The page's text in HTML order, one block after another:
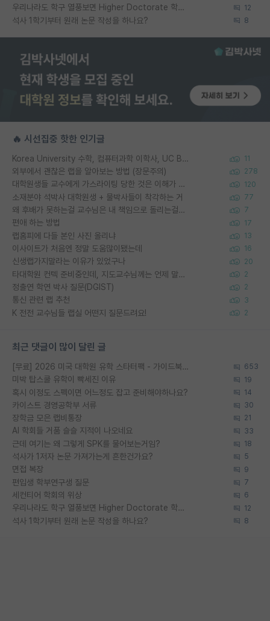
우리나라도 학구 열풍보면 Higher Doctorate 학위가 필요하다고 봅니다. 12
석사 1학기부터 원래 논문 작성을 하나요? 8
🔥 시선집중 핫한 인기글
Korea University 수학, 컴퓨터과학 이학사, UC Berkeley 산업공학 대학원 공학박사가 되는 것은 쉽지 않겠죠? 11
외부에서 괜찮은 랩을 알아보는 방법 (장문주의) 278
대학원생들 교수에게 가스라이팅 당한 것은 이해가 갑니다. 안타깝네요. 120
소재분야 석박사 대학원생 + 물박사들이 착각하는 거 77
왜 후배가 못하는걸 교수님은 내 책임으로 돌리는걸까요? 7
편애 하는 방법 17
랩홈피에 다들 본인 사진 올리냐 13
이사이트가 처음엔 정말 도움많이됐는데 16
신생랩가지말라는 이유가 있었구나 20
타대학원 컨텍 준비중인데, 지도교수님께는 언제 말씀드려야 할까요? 2
정출연 학연 박사 질문(DGIST) 2
통신 관련 랩 추천 3
K 전전 교수님들 랩실 어떤지 질문드려요! 2
최근 댓글이 많이 달린 글
[무료] 2026 미국 대학원 유학 스타터팩 - 가이드북 & 합격자 컨택메일 템플릿 653
미박 탑스쿨 유학이 빡세진 이유 19
혹시 이정도 스펙이면 어느정도 잡고 준비해야하나요? 14
카이스트 경영공학부 서류 30
장학금 모은 랩비통장 21
AI 학회들 거품 슬슬 지적이 나오네요 33
근데 여기는 왜 그렇게 SPK를 물어보는거임? 18
석사가 1저자 논문 가져가는게 흔한건가요? 5
면접 복장 9
편입생 학부연구생 질문 7
세컨티어 학회의 위상 6
우리나라도 학구 열풍보면 Higher Doctorate 학위가 필요하다고 봅니다. 12
석사 1학기부터 원래 논문 작성을 하나요? 8